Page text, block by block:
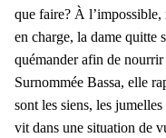
que faire? À l’impossible,
en charge, la dame quitte
quémander afin de
Surnommée Bassa, elle
sont les siens, les
vit dans une situation de